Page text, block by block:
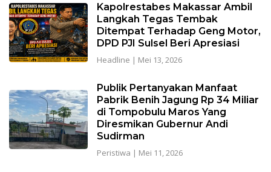
Kapolrestabes Makassar Ambil
Langkah Tegas Tembak
Ditempat Terhadap Geng Motor,
DPD PJI Sulsel Beri Apresiasi
Headline | Mei 13, 2026
Publik Pertanyakan Manfaat
Pabrik Benih Jagung Rp 34 Miliar
di Tompobulu Maros Yang
Diresmikan Gubernur Andi
Sudirman
Peristiwa | Mei 11, 2026